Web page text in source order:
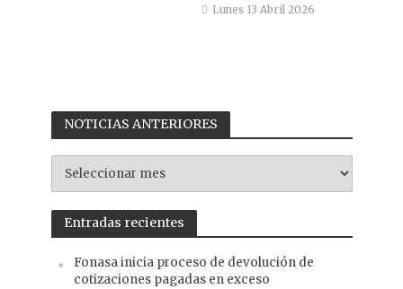
Lunes 13 Abril 2026
NOTICIAS ANTERIORES
ANTERIORES
Entradas recientes
Fonasa inicia proceso de devolución de
cotizaciones pagadas en exceso